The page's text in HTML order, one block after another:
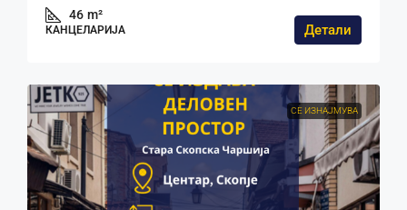
46 m²
КАНЦЕЛАРИЈА Детали
СЕ ИЗНАЈМУВА